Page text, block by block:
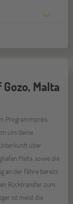
Malta
Programmpreis
uns deine
über
Malta, sowie die
an der Fähre bereits
Rücktransfer zum
ist meist die